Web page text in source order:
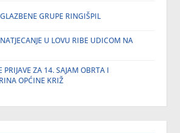
GRUPE RINGIŠPIL
U LOVU RIBE UDICOM NA
PRIJAVE ZA 14. SAJAM OBRTA I
OPĆINE KRIŽ